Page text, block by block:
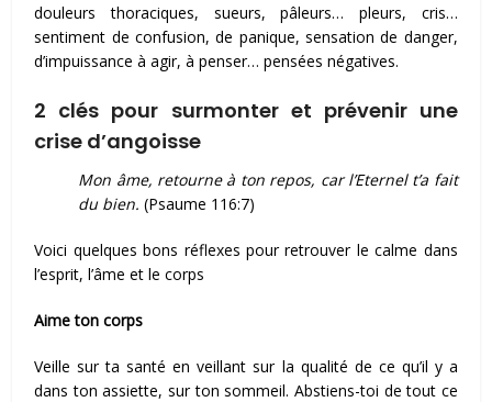
douleurs thoraciques, sueurs, pâleurs… pleurs, cris…
sentiment de confusion, de panique, sensation de danger,
d’impuissance à agir, à penser… pensées négatives.
2 clés pour surmonter et prévenir une
crise d’angoisse
Mon âme, retourne à ton repos, car l’Eternel t’a fait
du bien. (Psaume 116:7)
Voici quelques bons réflexes pour retrouver le calme dans
l’esprit, l’âme et le corps
Aime ton corps
Veille sur ta santé en veillant sur la qualité de ce qu’il y a
dans ton assiette, sur ton sommeil. Abstiens-toi de tout ce